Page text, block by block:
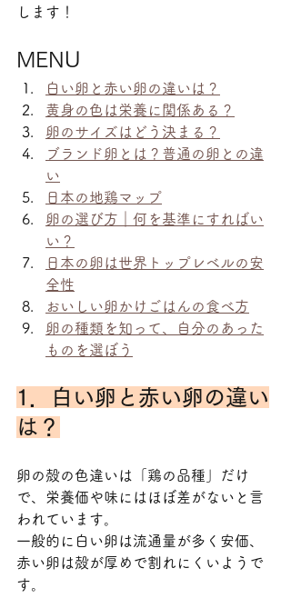
します！
MENU
白い卵と赤い卵の違いは？
黄身の色は栄養に関係ある？
卵のサイズはどう決まる？
ブランド卵とは？普通の卵との違
い
日本の地鶏マップ
卵の選び方｜何を基準にすればい
い？
日本の卵は世界トップレベルの安
全性
おいしい卵かけごはんの食べ方
卵の種類を知って、自分のあった
ものを選ぼう
1．白い卵と赤い卵の違い
は？
卵の殻の色違いは「鶏の品種」だけ
で、栄養価や味にはほぼ差がないと言
われています。
一般的に白い卵は流通量が多く安価、
赤い卵は殻が厚めで割れにくいようで
す。